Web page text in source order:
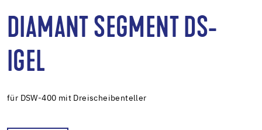
DIAMANT SEGMENT DS-
IGEL
für DSW-400 mit Dreischeibenteller